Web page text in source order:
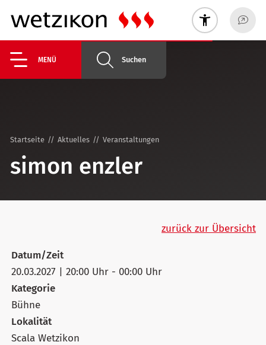
MENÜ Suchen
Startseite Aktuelles Veranstaltungen
simon enzler
zurück zur Übersicht
Datum/Zeit
20.03.2027 | 20:00 Uhr - 00:00 Uhr
Kategorie
Bühne
Lokalität
Scala Wetzikon